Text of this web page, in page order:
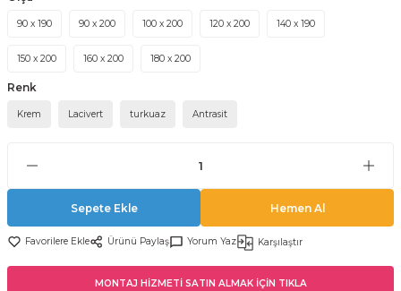
90 x 190 90 x 200 100 x 200 120 x 200 140 x 190
150 x 200 160 x 200 180 x 200
Renk
Krem Lacivert turkuaz Antrasit
Sepete Ekle Hemen Al
Ürünü Paylaş Yorum Yaz Karşılaştır
MONTAJ HİZMETİ SATIN ALMAK İÇİN TIKLA